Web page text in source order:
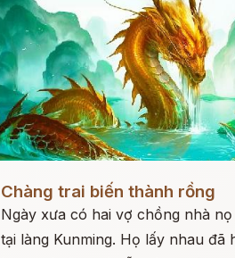
Chàng trai biến thành rồng
Ngày xưa có hai vợ chồng nhà
tại làng Kunming. Họ lấy nhau đã